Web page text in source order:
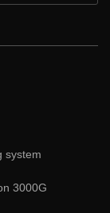
system
3000G